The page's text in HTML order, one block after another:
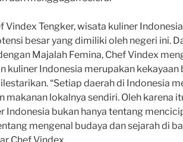
Vindex Tengker, wisata kuliner
besar yang dimiliki oleh negeri ini.
Majalah Femina, Chef Vindex
kuliner Indonesia merupakan kekayaan
“Setiap daerah di Indonesia
makanan lokalnya sendiri. Oleh karena
Indonesia bukan hanya tentang
mengenal budaya dan sejarah di